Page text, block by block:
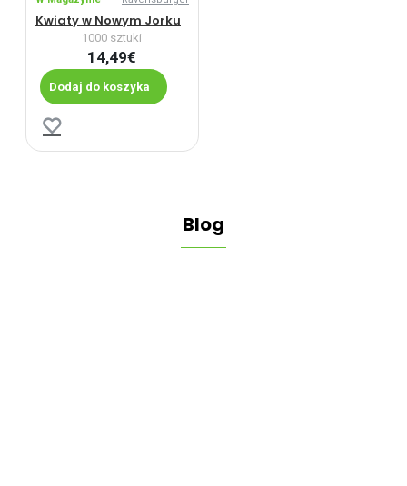
Kwiaty w Nowym Jorku
1000 sztuki
14,49€
Dodaj do koszyka
Blog